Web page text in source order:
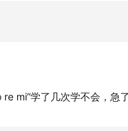
复文字）审核通过小日
mi”学了几次学不会，急